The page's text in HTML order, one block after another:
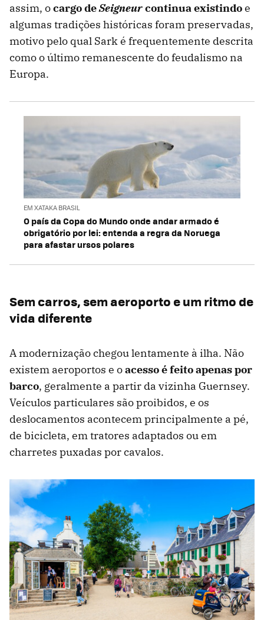
assim, ocargo deSeigneurcontinua existindoe
algumas tradições históricas foram preservadas,
motivo pelo qual Sark é frequentemente descrita
como o último remanescente do feudalismo na
Europa.
EM XATAKA BRASIL
O país da Copa do Mundo onde andar armado é
obrigatório por lei: entenda a regra da Noruega
para afastar ursos polares
Sem carros, sem aeroporto e um ritmo de
vida diferente
A modernização chegou lentamente à ilha. Não
existem aeroportos e oacesso é feito apenas por
barco, geralmente a partir da vizinha Guernsey.
Veículos particulares são proibidos, e os
deslocamentos acontecem principalmente a pé,
de bicicleta, em tratores adaptados ou em
charretes puxadas por cavalos.